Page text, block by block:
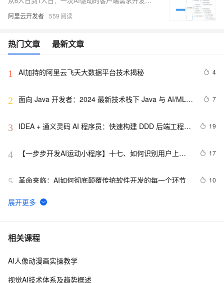
阿里云开发者 559
热门文章 最新文章
1 AI加持的阿里云飞天大数据平台技术揭秘 4
2 面向 Java 开发者：2024 最新技术栈下 Java 与 AI/ML
7
3
IDEA + 通义灵码 AI 程序员：快速构建 DDD 后端工程模
19
4
【一步步开发AI运动小程序】十七、如何识别用户上传
17
5 革命来临：AI如何彻底颠覆传统软件开发的每一个环节 10
6 AI计算机视觉笔记七：基于mediapipe的虚拟鼠标控制
7 固特异（Goodyear）利用人工智能和物联网实现数字化
8
相关课程
AI人像动漫画实操教学
视觉AI技术体系及趋势概述